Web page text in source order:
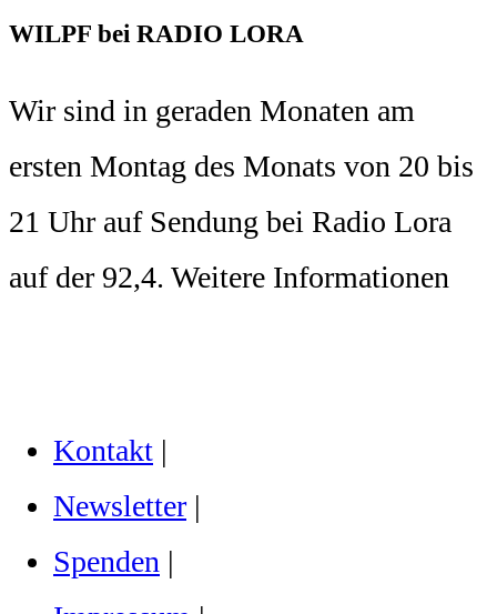
WILPF bei RADIO LORA
Wir sind in geraden Monaten am
ersten Montag des Monats von 20 bis
21 Uhr auf Sendung bei Radio Lora
auf der 92,4. Weitere Informationen
Kontakt |
Newsletter |
Spenden |